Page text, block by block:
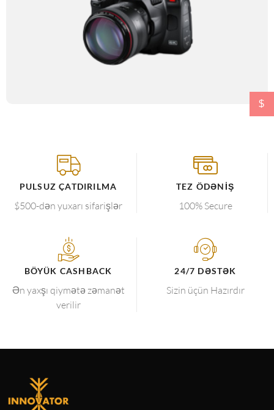
PULSUZ ÇATDIRILMA
$500-dən yuxarı sifarişlər
TEZ ÖDƏNIŞ
100% Secure
BÖYÜK CASHBACK
Ən yaxşı qiymətə zəmanət
verilir
24/7 DƏSTƏK
Sizin üçün Hazırdır
$